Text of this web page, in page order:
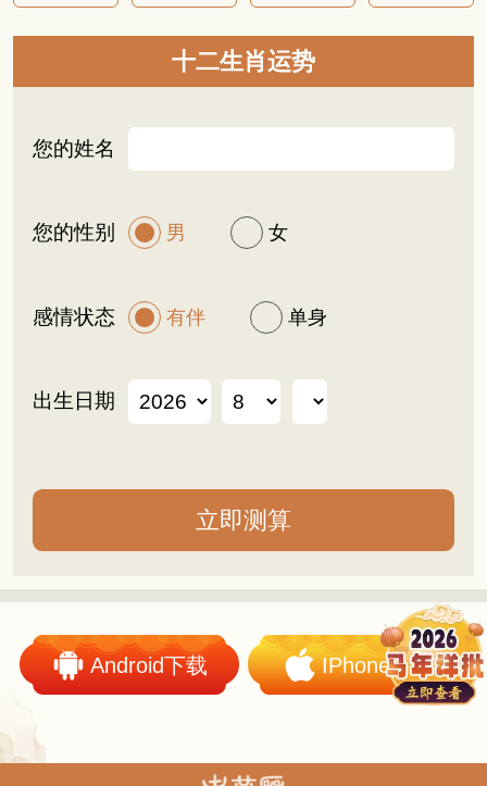
十二生肖运势
您的姓名
您的性别 男 女
感情状态 有伴 单身
出生日期
Android下载 IPhone下载